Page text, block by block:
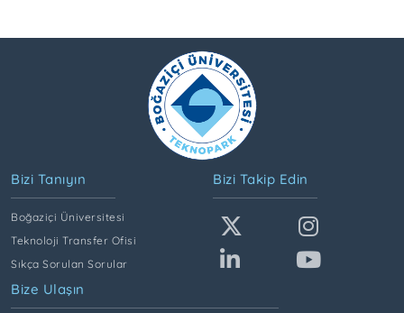
Bizi Tanıyın
Boğaziçi Üniversitesi
Teknoloji Transfer Ofisi
Sıkça Sorulan Sorular
Bizi Takip Edin
Bize Ulaşın